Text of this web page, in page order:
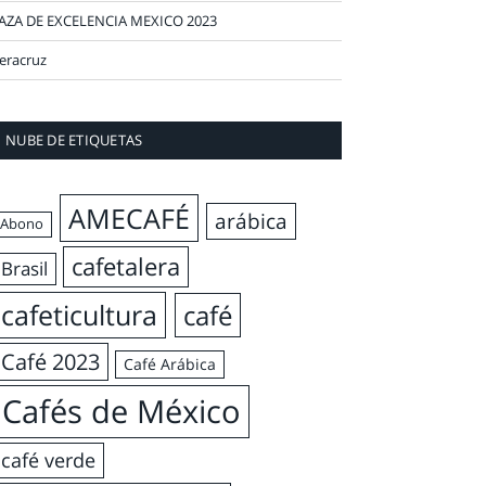
DE EXCELENCIA MEXICO 2023
NUBE DE ETIQUETAS
Abono AMECAFÉ arábica
Brasil cafetalera
cafeticultura café
Café 2023 Café Arábica
Cafés de México
café verde